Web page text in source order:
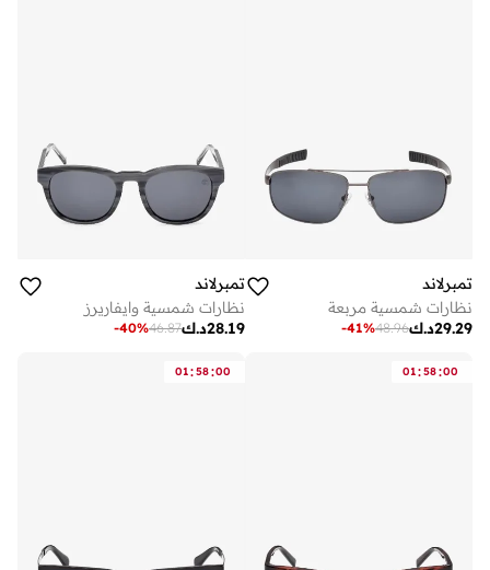
تمبرلاند
نظارات شمسية مربعة
د.ك29.29
48.96
-41%
تمبرلاند
نظارات شمسية وايفاريرز
د.ك28.19
46.87
-40%
01:58:00
01:58:00